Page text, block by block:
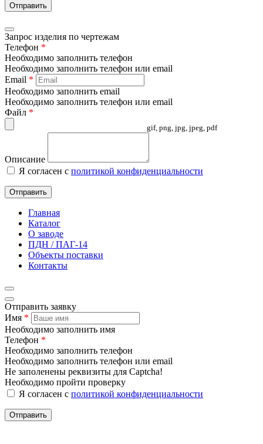
Отправить
Запрос изделия по чертежам
Телефон *
Необходимо заполнить телефон
Необходимо заполнить телефон или email
Email *
Необходимо заполнить email
Необходимо заполнить телефон или email
Файл *
gif, png, jpg, jpeg, pdf
Описание
Я согласен с политикой конфиденциальности
Отправить
Главная
Каталог
О заводе
ПДН / ПАГ-14
Объекты поставки
Контакты
Отправить заявку
Имя *
Необходимо заполнить имя
Телефон *
Необходимо заполнить телефон
Необходимо заполнить телефон или email
Не заполенены реквизиты для Captcha!
Необходимо пройти проверку
Я согласен с политикой конфиденциальности
Отправить